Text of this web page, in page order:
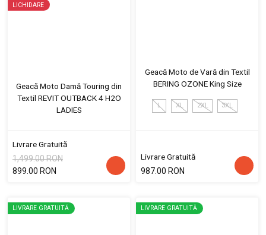
LICHIDARE
Geacă Moto Damă Touring din
Textil REVIT OUTBACK 4 H2O
LADIES
Livrare Gratuită
1,499.00 RON
899.00 RON
Geacă Moto de Vară din Textil
BERING OZONE King Size
L XL 2XL 3XL
Livrare Gratuită
987.00 RON
LIVRARE GRATUITĂ LIVRARE GRATUITĂ